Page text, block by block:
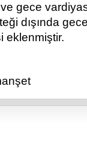
gece
dışında
eklenmiştir.